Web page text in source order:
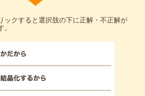
ックすると選択肢の下に正解・不正解が
。